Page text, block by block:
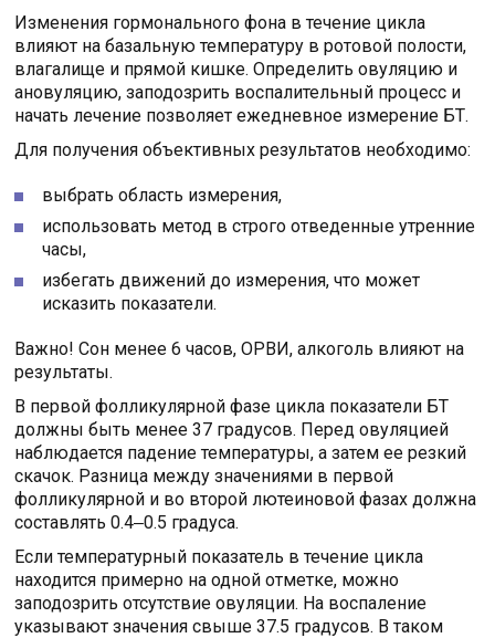
Изменения гормонального фона в течение цикла
влияют на базальную температуру в ротовой полости,
влагалище и прямой кишке. Определить овуляцию и
ановуляцию, заподозрить воспалительный процесс и
начать лечение позволяет ежедневное измерение БТ.
Для получения объективных результатов необходимо:
выбрать область измерения,
использовать метод в строго отведенные утренние
часы,
избегать движений до измерения, что может
исказить показатели.
Важно! Сон менее 6 часов, ОРВИ, алкоголь влияют на
результаты.
В первой фолликулярной фазе цикла показатели БТ
должны быть менее 37 градусов. Перед овуляцией
наблюдается падение температуры, а затем ее резкий
скачок. Разница между значениями в первой
фолликулярной и во второй лютеиновой фазах должна
составлять 0.4‒0.5 градуса.
Если температурный показатель в течение цикла
находится примерно на одной отметке, можно
заподозрить отсутствие овуляции. На воспаление
указывают значения свыше 37.5 градусов. В таком